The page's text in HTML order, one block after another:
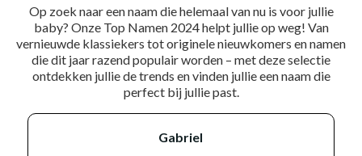
Op zoek naar een naam die helemaal van nu is voor jullie
baby? Onze Top Namen 2024 helpt jullie op weg! Van
vernieuwde klassiekers tot originele nieuwkomers en namen
die dit jaar razend populair worden – met deze selectie
ontdekken jullie de trends en vinden jullie een naam die
perfect bij jullie past.
gabriel